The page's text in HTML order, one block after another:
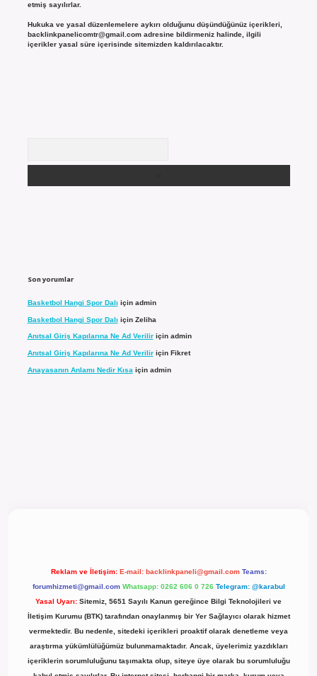
etmiş sayılırlar.
Hukuka ve yasal düzenlemelere aykırı olduğunu düşündüğünüz içerikleri,
backlinkpanelicomtr@gmail.comadresine bildirmeniz halinde, ilgili
içerikler yasal süre içerisinde sitemizden kaldırılacaktır.
Son yorumlar
Basketbol Hangi Spor Dalı için admin
Basketbol Hangi Spor Dalı için Zeliha
Anıtsal Giriş Kapılarına Ne Ad Veriliriçin admin
Anıtsal Giriş Kapılarına Ne Ad Veriliriçin Fikret
Anayasanın Anlamı Nedir Kısa için admin
Reklam ve İletişim: E-mail: backlinkpaneli@gmail.com Teams:
forumhizmeti@gmail.com Whatsapp: 0262 606 0 726 Telegram: @karabul
Yasal Uyarı: Sitemiz, 5651 Sayılı Kanun gereğince Bilgi Teknolojileri ve
İletişim Kurumu (BTK) tarafından onaylanmış bir Yer Sağlayıcı olarak hizmet
vermektedir. Bu nedenle, sitedeki içerikleri proaktif olarak denetleme veya
araştırma yükümlülüğümüz bulunmamaktadır. Ancak, üyelerimiz yazdıkları
içeriklerin sorumluluğunu taşımakta olup, siteye üye olarak bu sorumluluğu